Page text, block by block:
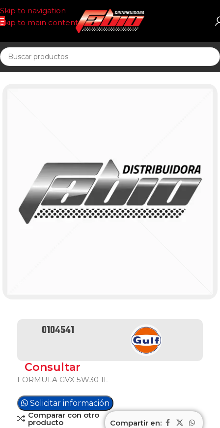
Skip to navigation
Skip to main content
Inicio ACEITE
0104541
Consultar
FORMULA GVX 5W30 1L
Solicitar información
Comparar con otro
producto Compartir en: